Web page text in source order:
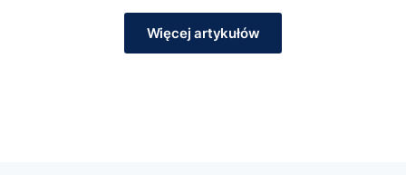
Więcej artykułów